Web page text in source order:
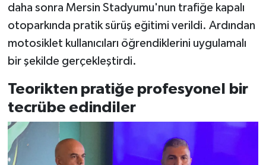
daha sonra Mersin Stadyumu'nun trafiğe kapalı
otoparkında pratik sürüş eğitimi verildi. Ardından
motosiklet kullanıcıları öğrendiklerini uygulamalı
bir şekilde gerçekleştirdi.
Teorikten pratiğe profesyonel bir
tecrübe edindiler